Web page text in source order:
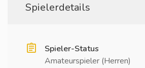
Spielerdetails
Spieler-Status
Amateurspieler (Herren)